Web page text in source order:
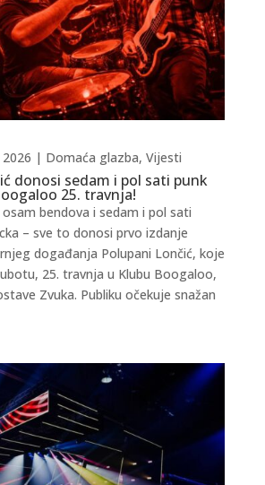
donosi sedam i pol sati punk
25. travnja!
| Domaća glazba, Vijesti
bendova i sedam i pol sati
– sve to donosi prvo izdanje
događanja Polupani Lončić, koje
25. travnja u Klubu Boogaloo,
Zvuka. Publiku očekuje snažan